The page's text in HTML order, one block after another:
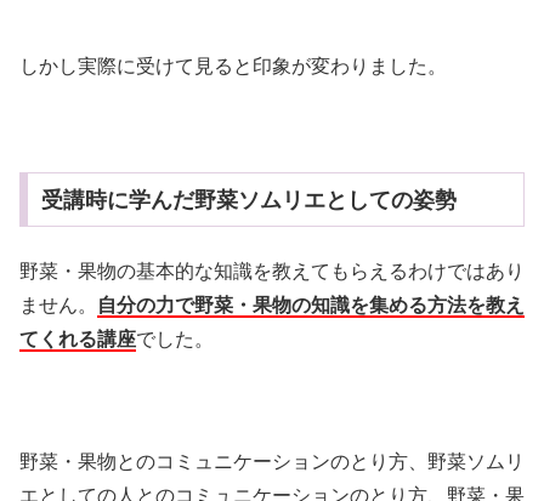
しかし実際に受けて見ると印象が変わりました。
受講時に学んだ野菜ソムリエとしての姿勢
野菜・果物の基本的な知識を教えてもらえるわけではあり
ません。
自分の力で野菜・果物の知識を集める方法を教え
てくれる講座でした。
野菜・果物とのコミュニケーションのとり方、野菜ソムリ
エとしての人とのコミュニケーションのとり方、野菜・果